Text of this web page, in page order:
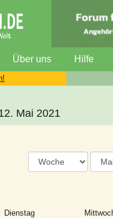
Über uns Hilfe
Mai 2021
Dienstag